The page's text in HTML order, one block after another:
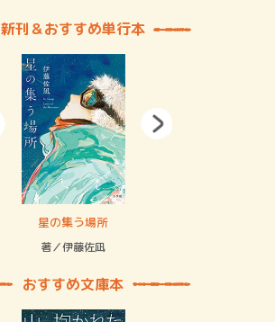
新刊＆おすすめ単行本
星の集う場所
著／伊藤佐凪
おすすめ文庫本